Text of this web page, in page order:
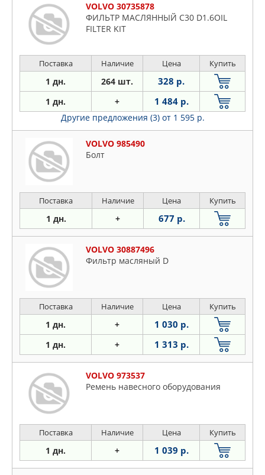
VOLVO 30735878
ФИЛЬТР МАСЛЯННЫЙ C30 D1.6OIL
FILTER KIT
Поставка Наличие Цена Купить
1 дн. 264 шт. 328 р.
1 дн. + 1 484 р.
Другие предложения (3) от 1 595 р.
VOLVO 985490
Болт
Поставка Наличие Цена Купить
1 дн. + 677 р.
VOLVO 30887496
Фильтр масляный D
Поставка Наличие Цена Купить
1 дн. + 1 030 р.
1 дн. + 1 313 р.
VOLVO 973537
Ремень навесного оборудования
Поставка Наличие Цена Купить
1 дн. + 1 039 р.